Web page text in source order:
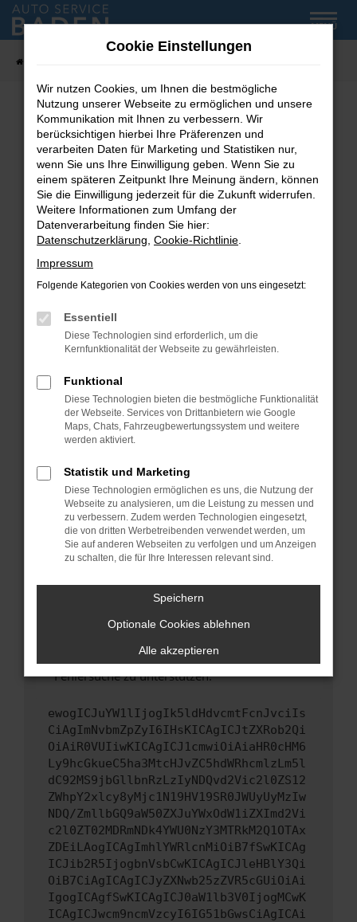
Zum
Hauptinhalt
MENÜ
Fehler: Network Error
Beim Laden ist ein Fehler aufgetreten.
Hier sind ein paar Tipps, die dir helfen können:
Überprüfe deine Firewall und deine
Internetverbindung.
Laden andere Webseiten, zum Beispiel deine
Suchmaschine?
Prüfe deine Browsererweiterungen.
können das Laden bestimmter Seiten
verhindern. Funktioniert die Seite in einem
Fenster?
Starte dein Gerät neu.
Das kann manchmal helfen, vorübergehende
Probleme zu beheben.
Betriebssystem auf dem neuesten Stand
sind.
Veraltete Software birgt nicht nur ein
Sicherheitsrisiko, sondern kann auch dazu
führen, dass bestimmte Funktionen nicht mehr
unterstützt werden.
Wende dich an den Webseitenbetreiber.
Wenn du alle oben genannten Schritte versucht
hast, kontaktiere uns bitte. Wir werden
uns diesen Text schicken, um uns bei der
Fehlersuche zu unterstützen:
ewogICJuYW1lIjogIk5ldHdvcmtFcnJvciIs
CiAgImNvbmZpZyI6IHsKICAgICJtZXRob2Qi
OiAiR0VUIiwKICAgICJ1cmwiOiAiaHR0cHM6
Ly9hcGkueC5ha3MtcHJvZC5hdWRhcmlzLm5l
dC92MS9jbGllbnRzLzIyNDQvd2Vic2l0ZS12
ZWhpY2xlcy8yMjc1N19HV19SR0JWUyUyMzIw
NDQ/ZmllbGQ9aW50ZXJuYWxOdW1iZXImd2Vi
c2l0ZT02MDRmNDk4YWU0NzY3MTRkM2Q1OTAx
ZDEiLAogICAgImhlYWRlcnMiOiB7fSwKICAg
ICJib2R5IjogbnVsbCwKICAgICJleHBlY3Qi
OiB7CiAgICAgICJyZXNwb25zZVR5cGUiOiAi
IgogICAgfSwKICAgICJ0aW1lb3V0IjogMCwK
ICAgICJwcm9ncmVzcyI6IG51bGwsCiAgICAi
Cookie Einstellungen
Wir nutzen Cookies, um Ihnen die bestmögliche
Nutzung unserer Webseite zu ermöglichen und unsere
Kommunikation mit Ihnen zu verbessern. Wir
berücksichtigen hierbei Ihre Präferenzen und
verarbeiten Daten für Marketing und Statistiken nur,
wenn Sie uns Ihre Einwilligung geben. Wenn Sie zu
einem späteren Zeitpunkt Ihre Meinung ändern, können
Sie die Einwilligung jederzeit für die Zukunft widerrufen.
Weitere Informationen zum Umfang der
Datenverarbeitung finden Sie hier:
Datenschutzerklärung Cookie-Richtlinie
Impressum
Folgende Kategorien von Cookies werden von uns eingesetzt:
Essentiell
Diese Technologien sind erforderlich, um die
Kernfunktionalität der Webseite zu gewährleisten.
Funktional
Diese Technologien bieten die bestmögliche Funktionalität
der Webseite. Services von Drittanbietern wie Google
Maps, Chats, Fahrzeugbewertungssystem und weitere
werden aktiviert.
Statistik und Marketing
Diese Technologien ermöglichen es uns, die Nutzung der
Webseite zu analysieren, um die Leistung zu messen und
zu verbessern. Zudem werden Technologien eingesetzt,
die von dritten Werbetreibenden verwendet werden, um
Sie auf anderen Webseiten zu verfolgen und um Anzeigen
zu schalten, die für Ihre Interessen relevant sind.
Speichern
Optionale Cookies ablehnen
Alle akzeptieren